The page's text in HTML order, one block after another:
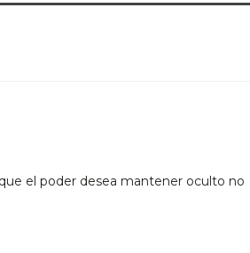
el poder desea mantener oculto no